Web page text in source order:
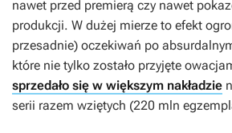
nawet przed premierą czy nawet
produkcji. W dużej mierze to efekt
przesadnie) oczekiwań po
które nie tylko zostało przyjęte
sprzedało się w większym nakładzie
serii razem wziętych (220 mln